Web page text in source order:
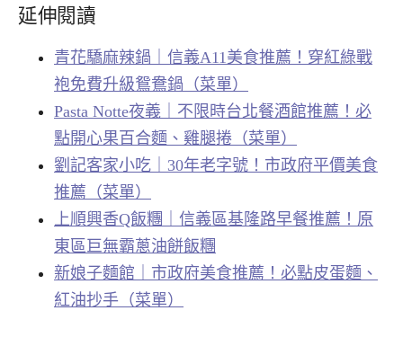
延伸閱讀
青花驕麻辣鍋｜信義A11美食推薦！穿紅綠戰
袍免費升級鴛鴦鍋（菜單）
Pasta Notte夜義｜不限時台北餐酒館推薦！必
點開心果百合麵、雞腿捲（菜單）
劉記客家小吃｜30年老字號！市政府平價美食
推薦（菜單）
上順興香Q飯糰｜信義區基隆路早餐推薦！原
東區巨無霸蔥油餅飯糰
新娘子麵館｜市政府美食推薦！必點皮蛋麵、
紅油抄手（菜單）